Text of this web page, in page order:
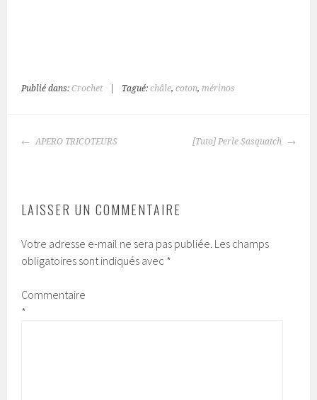
Publié dans:Crochet Tagué:châle,coton,mérinos
NAVIGATION
APERO TRICOTEURS [Tuto] Perle Sasquatch
LAISSER UN COMMENTAIRE
Votre adresse e-mail ne sera pas publiée. Les champs
obligatoires sont indiqués avec *
Commentaire
*